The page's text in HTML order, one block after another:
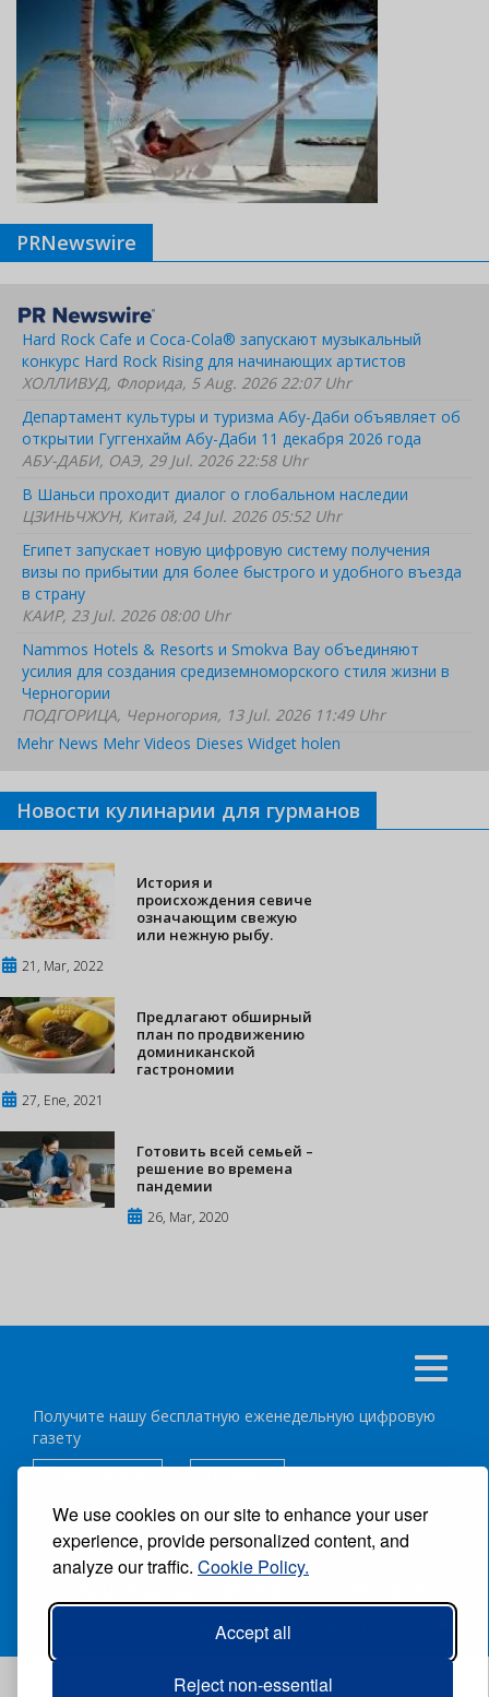
We use cookies on our site to enhance your user
experience, provide personalized content, and
analyze our traffic. Cookie Policy.
Accept all
Reject non-essential
PRNewswire
Hard Rock Cafe и Coca-Cola® запускают музыкальный
конкурс Hard Rock Rising для начинающих артистов
ХОЛЛИВУД, Флорида, 5 Aug. 2026 22:07 Uhr
Департамент культуры и туризма Абу-Даби объявляет об
открытии Гуггенхайм Абу-Даби 11 декабря 2026 года
АБУ-ДАБИ, ОАЭ, 29 Jul. 2026 22:58 Uhr
В Шаньси проходит диалог о глобальном наследии
ЦЗИНЬЧЖУН, Китай, 24 Jul. 2026 05:52 Uhr
Египет запускает новую цифровую систему получения
визы по прибытии для более быстрого и удобного въезда
в страну
КАИР, 23 Jul. 2026 08:00 Uhr
Nammos Hotels & Resorts и Smokva Bay объединяют
усилия для создания средиземноморского стиля жизни в
Черногории
ПОДГОРИЦА, Черногория, 13 Jul. 2026 11:49 Uhr
Mehr News Mehr Videos Dieses Widget holen
Новости кулинарии для гурманов
История и
происхождения севиче
означающим свежую
или нежную рыбу.
21, Mar, 2022
Предлагают обширный
план по продвижению
доминиканской
гастрономии
27, Ene, 2021
Готовить всей семьей –
решение во времена
пандемии
26, Mar, 2020
Получите нашу бесплатную еженедельную цифровую
газету
Следуйте за нами:
АВТОР:GRUPO EXCELENCIAS.